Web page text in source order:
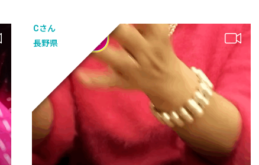
Cさん
長野県